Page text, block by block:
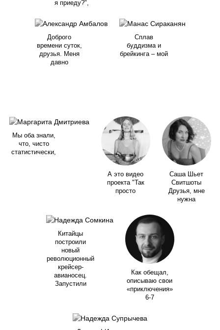
я приеду?",
Доброго
времени суток,
друзья. Меня
давно
Сплав
буддизма и
брейкинга – мой
Мы оба знали,
что, чисто
статистически,
А это видео
проекта "Так
просто
Саша Шьет
Свитшоты
Друзья, мне
нужна
Китайцы
построили
новый
революционный
крейсер-
авианосец.
Запустили
Как обещал,
описываю свои
«приключения»
6-7